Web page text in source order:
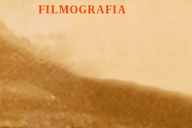
FILMOGRAFIA